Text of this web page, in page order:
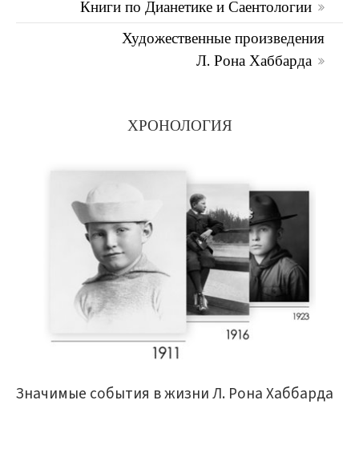
Книги по Дианетике и Саентологии
Художественные произведения
Л. Рона Хаббарда
ХРОНОЛОГИЯ
Значимые события в жизни Л. Рона Хаббарда